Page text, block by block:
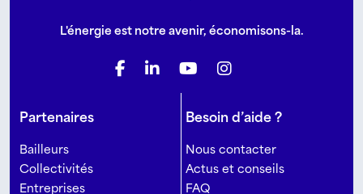
L'énergie est notre avenir, économisons-la.
Partenaires
Bailleurs
Collectivités
Entreprises
Besoin d’aide ?
Nous contacter
Actus et conseils
FAQ